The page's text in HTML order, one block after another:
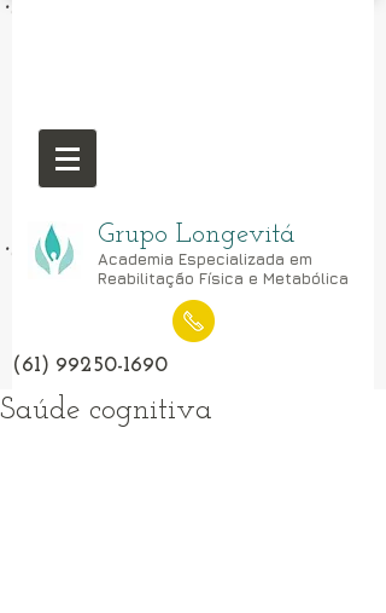
Grupo Longevitá
Academia Especializada em
Reabilitação Física e Metabólica
(61) 99250-1690
Saúde cognitiva